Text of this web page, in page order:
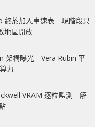
終於加入車速表 現階段只
地區開放
架構曝光 Vera Rubin 平
力
VRAM 逐粒監測 解